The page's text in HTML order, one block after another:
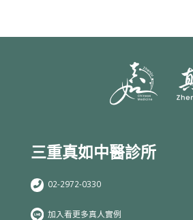
三重真如中醫診所
02-2972-0330
加入看更多真人實例